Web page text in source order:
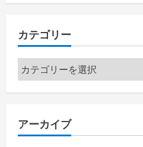
カテゴリー
カ
テ
ー
アーカイブ